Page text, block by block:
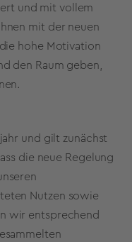
und mit vollem
mit der neuen
hohe Motivation
den Raum geben,
und gilt zunächst
die neue Regelung
Nutzen sowie
wir entsprechend